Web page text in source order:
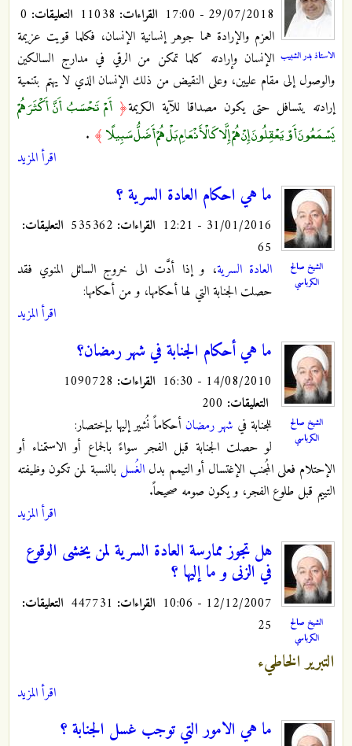
الاستاذ بدر الشبيب
29/07/2018 - 17:00 القراءات: التعليقات:
العزم والإرادة هما جوهر إنسانية الإنسان، فكلما قويت عزيمة
الإنسان وإرادته كلما تمكن من الرقي في مدارج السالكين
والوصول إلى مقام عليين، وعلى النقيض من ذلك الإنسان الذي لا يهتم بتنمية
إرادته يتسافل حتى يكون مصداقا للآية الكريمة﴿ أَمْ تَحْسَبُ أَنَّ أَكْثَرَهُمْ
يَسْمَعُونَ أَوْ يَعْقِلُونَ إِنْ هُمْ إِلَّا كَالْأَنْعَامِ بَلْ هُمْ أَضَلُّ سَبِيلًا ﴾ .
اقرأ المزيد
الشيخ صالح
الكرباسي
ما هي احكام العادة السرية ؟
31/01/2016 - 12:21 القراءات:
التعليقات:
65
العادة السرية، و إذا أدَّت الى خروج السائل المنوي فقد
حصلت الجنابة التي لها أحكامها، و من أحكامها:
اقرأ المزيد
الشيخ صالح
الكرباسي
ما هي أحكام الجنابة في شهر رمضان؟
14/08/2010 - 16:30 القراءات: 1090728
التعليقات:
للجنابة في شهر رمضانأحكاماً نُشير إليها بإختصار:
لو حصلت الجنابة قبل الفجر سواءً بالجماع أو الاستمناء أو
الإحتلام فعلى المُجنب الإغتسال أو التيمم بدلالغُسل بالنسبة لمن تكون وظيفته
التييم قبل طلوع الفجر، و يكون صومه صحيحاً.
اقرأ المزيد
الشيخ صالح
الكرباسي
هل تجوز ممارسة العادة السرية لمن يخشى الوقوع
في الزنى و ما إليها ؟
12/12/2007 - 10:06 القراءات:
التعليقات:
25
التبرير الخاطيء
اقرأ المزيد
ما هي الامور التي توجب غسل الجنابة ؟